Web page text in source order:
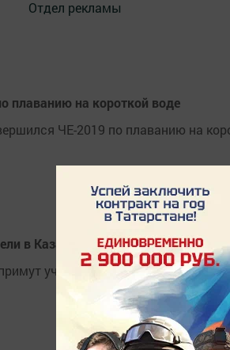
Отдел рекламы
плаванию на короткой воде
ЧЕ-2019 по плаванию на
в Казани мастер-класс для детей
участие в состязаниях.